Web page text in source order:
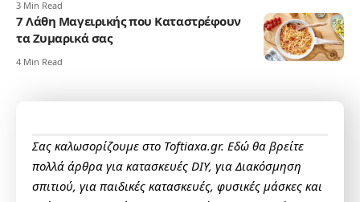
3 Min Read
7 Λάθη Μαγειρικής που Καταστρέφουν
τα Ζυμαρικά σας
4 Min Read
Σας καλωσορίζουμε στο Toftiaxa.gr. Εδώ θα βρείτε
πολλά άρθρα για κατασκευές DIY, για Διακόσμηση
σπιτιού, για παιδικές κατασκευές, φυσικές μάσκες και